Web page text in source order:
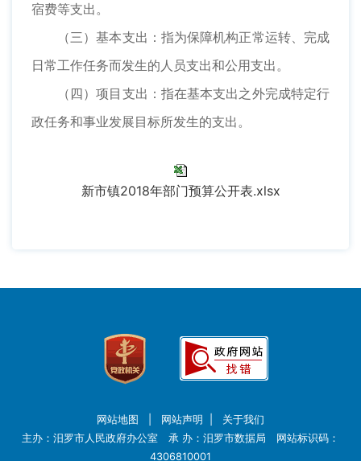
宿费等支出。
（三）基本支出：指为保障机构正常运转、完成
日常工作任务而发生的人员支出和公用支出。
（四）项目支出：指在基本支出之外完成特定行
政任务和事业发展目标所发生的支出。
新市镇2018年部门预算公开表.xlsx
网站地图 网站声明
关于我们
主办：汨罗市人民政府办公室 承 办：汨罗市数据局 网站标识码：
4306810001